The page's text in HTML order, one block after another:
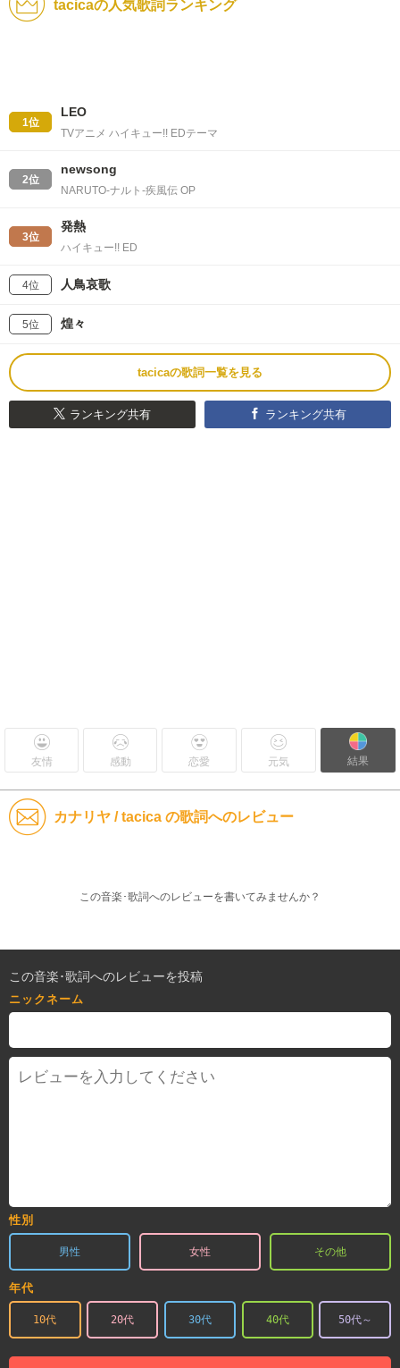
tacicaの人気歌詞ランキング
1位
LEO
TVアニメ ハイキュー!! EDテーマ
2位
newsong
NARUTO-ナルト-疾風伝 OP
3位
発熱
ハイキュー!! ED
4位 人鳥哀歌
5位 煌々
tacicaの歌詞一覧を見る
ランキング共有 ランキング共有
友情 感動 恋愛 元気 結果
カナリヤ / tacica の歌詞へのレビュー
この音楽･歌詞へのレビューを書いてみませんか？
この音楽･歌詞へのレビューを投稿
ニックネーム
性別
男性 女性 その他
年代
10代 20代 30代 40代 50代～